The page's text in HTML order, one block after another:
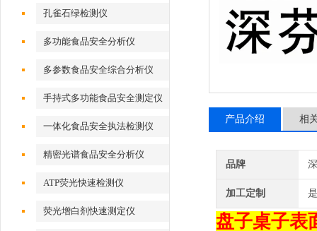
孔雀石绿检测仪
多功能食品安全分析仪
多参数食品安全综合分析仪
手持式多功能食品安全测定仪
一体化食品安全执法检测仪
精密光谱食品安全分析仪
ATP荧光快速检测仪
荧光增白剂快速测定仪
产品介绍 相
品牌
加工定制 是
盘子桌子表